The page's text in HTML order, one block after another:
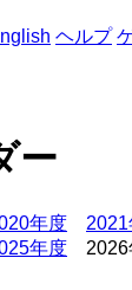
ヘルプ
ー
年度
年度